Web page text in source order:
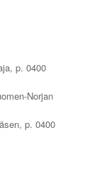
p. 0400
Norjan
p. 0400